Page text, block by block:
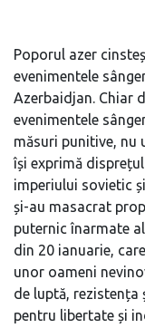
Poporul azer
evenimentele
Azerbaidjan. Chiar
evenimentele
măsuri punitive, nu
își exprimă
imperiului sovietic
și-au masacrat
puternic înarmate
din 20 ianuarie,
unor oameni
de luptă, rezistența
pentru libertate și